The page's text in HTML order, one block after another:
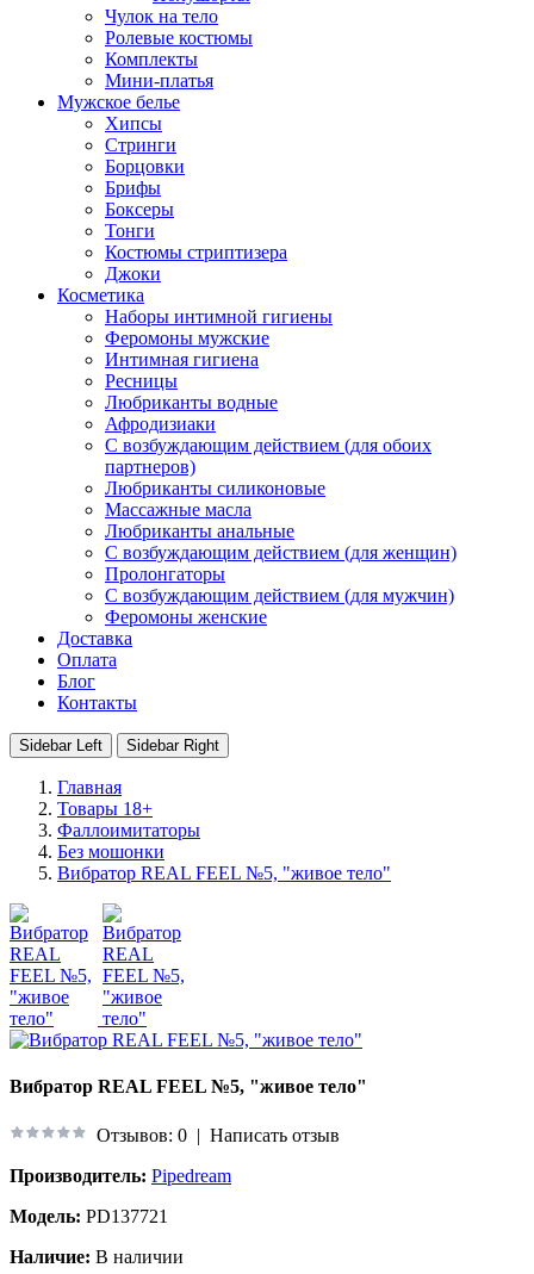
Чулок на тело
Ролевые костюмы
Комплекты
Мини-платья
Мужское белье
Хипсы
Стринги
Борцовки
Брифы
Боксеры
Тонги
Костюмы стриптизера
Джоки
Косметика
Наборы интимной гигиены
Феромоны мужские
Интимная гигиена
Ресницы
Любриканты водные
Афродизиаки
С возбуждающим действием (для обоих
партнеров)
Любриканты силиконовые
Массажные масла
Любриканты анальные
С возбуждающим действием (для женщин)
Пролонгаторы
С возбуждающим действием (для мужчин)
Феромоны женские
Доставка
Оплата
Блог
Контакты
Sidebar Left Sidebar Right
Главная
Товары 18+
Фаллоимитаторы
Без мошонки
Вибратор REAL FEEL №5, "живое тело"
Вибратор REAL FEEL №5, "живое тело"
Отзывов: 0 | Написать отзыв
Производитель: Pipedream
Модель: PD137721
Наличие: В наличии